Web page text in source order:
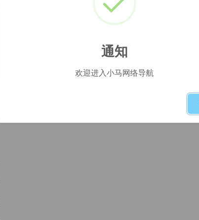
# Figma # HMI设计
通知
欢迎进入小马网络导航